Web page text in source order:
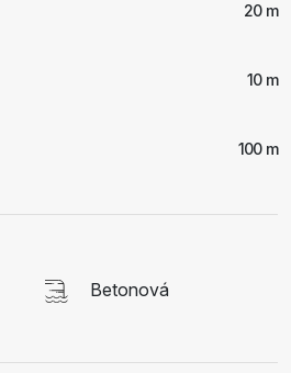
20 m
10 m
100 m
Betonová